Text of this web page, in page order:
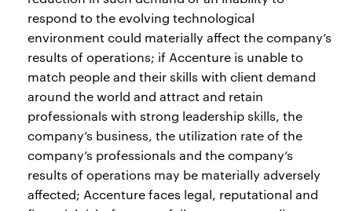
respond to the evolving technological
environment could materially affect the company’s
results of operations; if Accenture is unable to
match people and their skills with client demand
around the world and attract and retain
professionals with strong leadership skills, the
company’s business, the utilization rate of the
company’s professionals and the company’s
results of operations may be materially adversely
affected; Accenture faces legal, reputational and